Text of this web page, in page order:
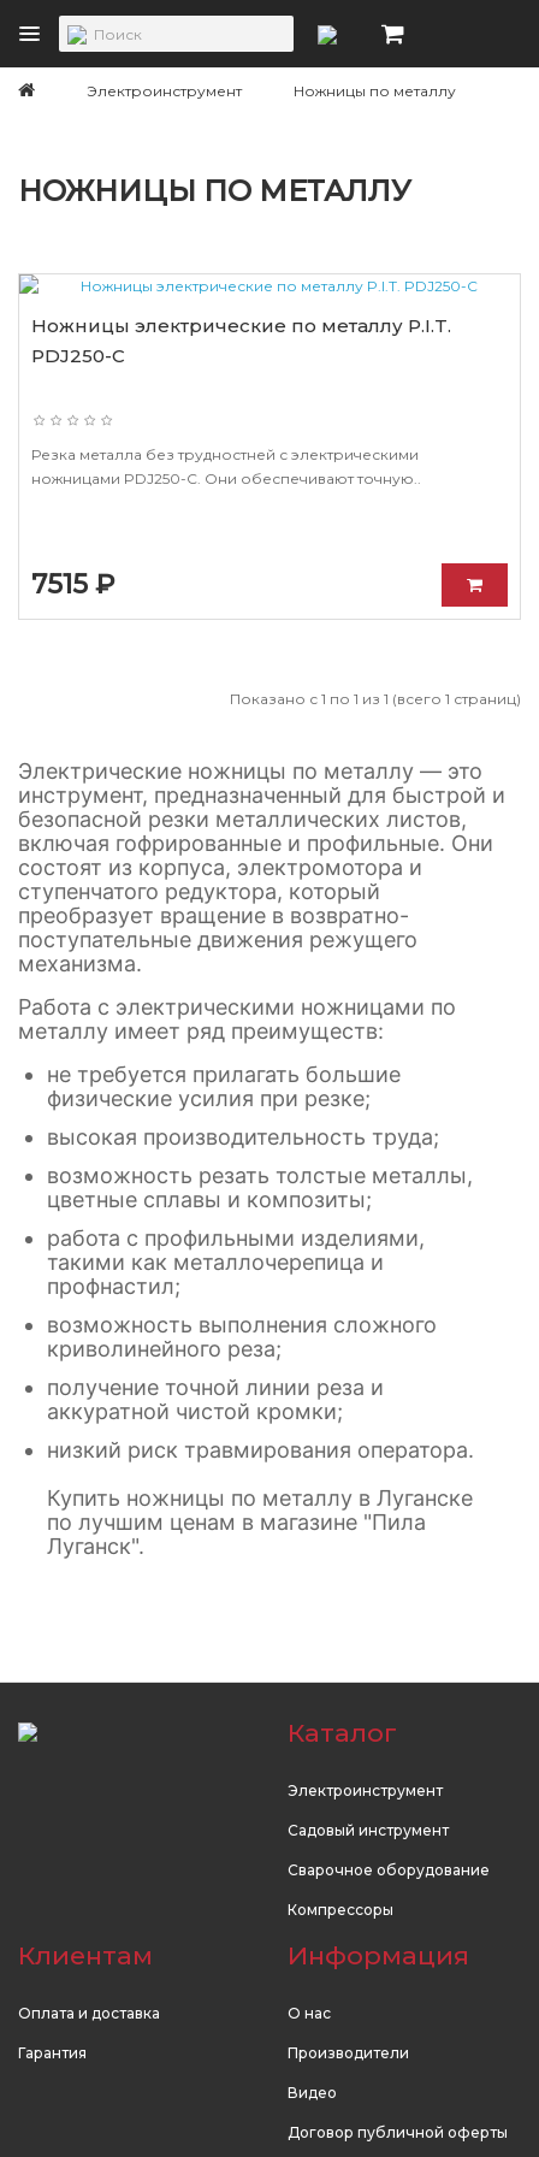
Электроинструмент Ножницы по металлу
НОЖНИЦЫ ПО МЕТАЛЛУ
Ножницы электрические по металлу P.I.T.
PDJ250-C
Резка металла без трудностней с электрическими
ножницами PDJ250-C. Они обеспечивают точную..
7515 ₽
Показано с 1 по 1 из 1 (всего 1 страниц)
Электрические ножницы по металлу — это
инструмент, предназначенный для быстрой и
безопасной резки металлических листов,
включая гофрированные и профильные. Они
состоят из корпуса, электромотора и
ступенчатого редуктора, который
преобразует вращение в возвратно-
поступательные движения режущего
механизма.
Работа с электрическими ножницами по
металлу имеет ряд преимуществ:
не требуется прилагать большие
физические усилия при резке;
высокая производительность труда;
возможность резать толстые металлы,
цветные сплавы и композиты;
работа с профильными изделиями,
такими как металлочерепица и
профнастил;
возможность выполнения сложного
криволинейного реза;
получение точной линии реза и
аккуратной чистой кромки;
низкий риск травмирования оператора.
Купить ножницы по металлу в Луганске
по лучшим ценам в магазине "Пила
Луганск".
Каталог
Электроинструмент
Садовый инструмент
Сварочное оборудование
Компрессоры
Клиентам
Оплата и доставка
Гарантия
Информация
О нас
Производители
Видео
Договор публичной оферты